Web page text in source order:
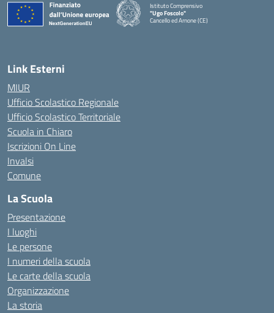
Istituto Comprensivo
"Ugo Foscolo"
Cancello ed Arnone (CE)
Link Esterni
MIUR
Ufficio Scolastico Regionale
Ufficio Scolastico Territoriale
Scuola in Chiaro
Iscrizioni On Line
Invalsi
Comune
La Scuola
Presentazione
I luoghi
Le persone
I numeri della scuola
Le carte della scuola
Organizzazione
La storia